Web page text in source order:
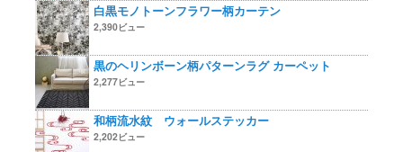
白黒モノトーンフラワー柄カーテン
2,390ビュー
黒のヘリンボーン柄パターンラグ カーペット
2,277ビュー
和柄流水紋 ウォールステッカー
2,202ビュー